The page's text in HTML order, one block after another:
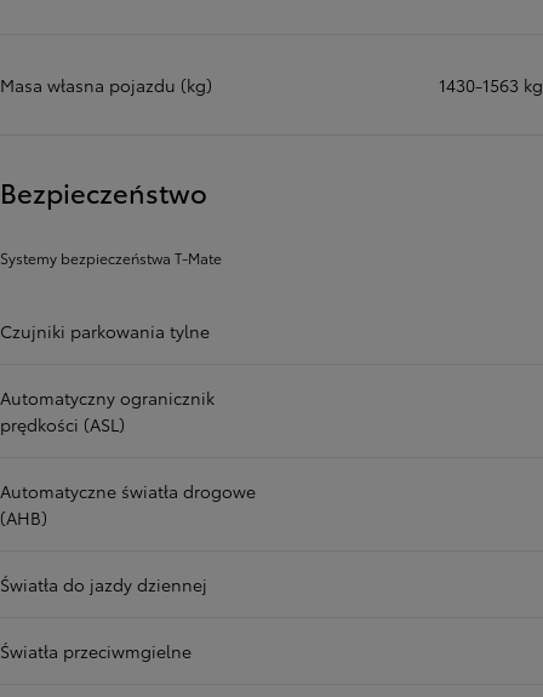
Masa własna pojazdu (kg) 1430-1563 kg
Bezpieczeństwo
Systemy bezpieczeństwa T-Mate
Czujniki parkowania tylne
Automatyczny ogranicznik
prędkości (ASL)
Automatyczne światła drogowe
(AHB)
Światła do jazdy dziennej
Światła przeciwmgielne